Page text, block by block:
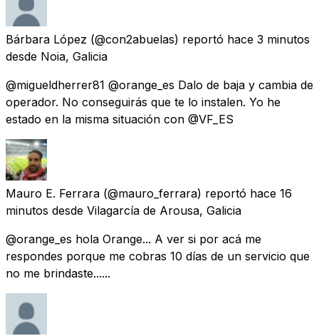
Bárbara López (@con2abuelas) reportó hace 3 minutos
desde Noia, Galicia
@migueldherrer81 @orange_es Dalo de baja y cambia de
operador. No conseguirás que te lo instalen. Yo he
estado en la misma situación con @VF_ES
Mauro E. Ferrara (@mauro_ferrara) reportó hace 16
minutos desde Vilagarcía de Arousa, Galicia
@orange_es hola Orange... A ver si por acá me
respondes porque me cobras 10 días de un servicio que
no me brindaste......